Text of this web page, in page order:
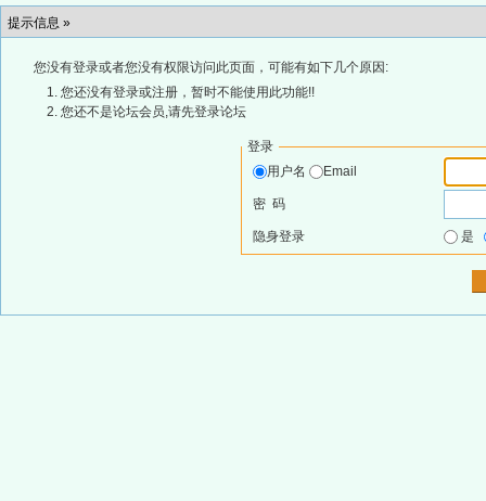
提示信息 »
您没有登录或者您没有权限访问此页面，可能有如下几个原因:
您还没有登录或注册，暂时不能使用此功能!!
您还不是论坛会员,请先登录论坛
登录
用户名
Email
密 码
隐身登录 是